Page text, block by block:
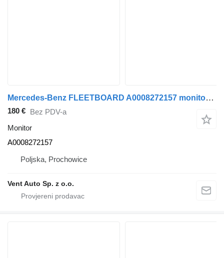
Mercedes-Benz FLEETBOARD A0008272157 monitor za Mercedes-Benz ACTROS MP4 tegljača
180 € Bez PDV-a
Monitor
A0008272157
Poljska, Prochowice
Vent Auto Sp. z o.o.